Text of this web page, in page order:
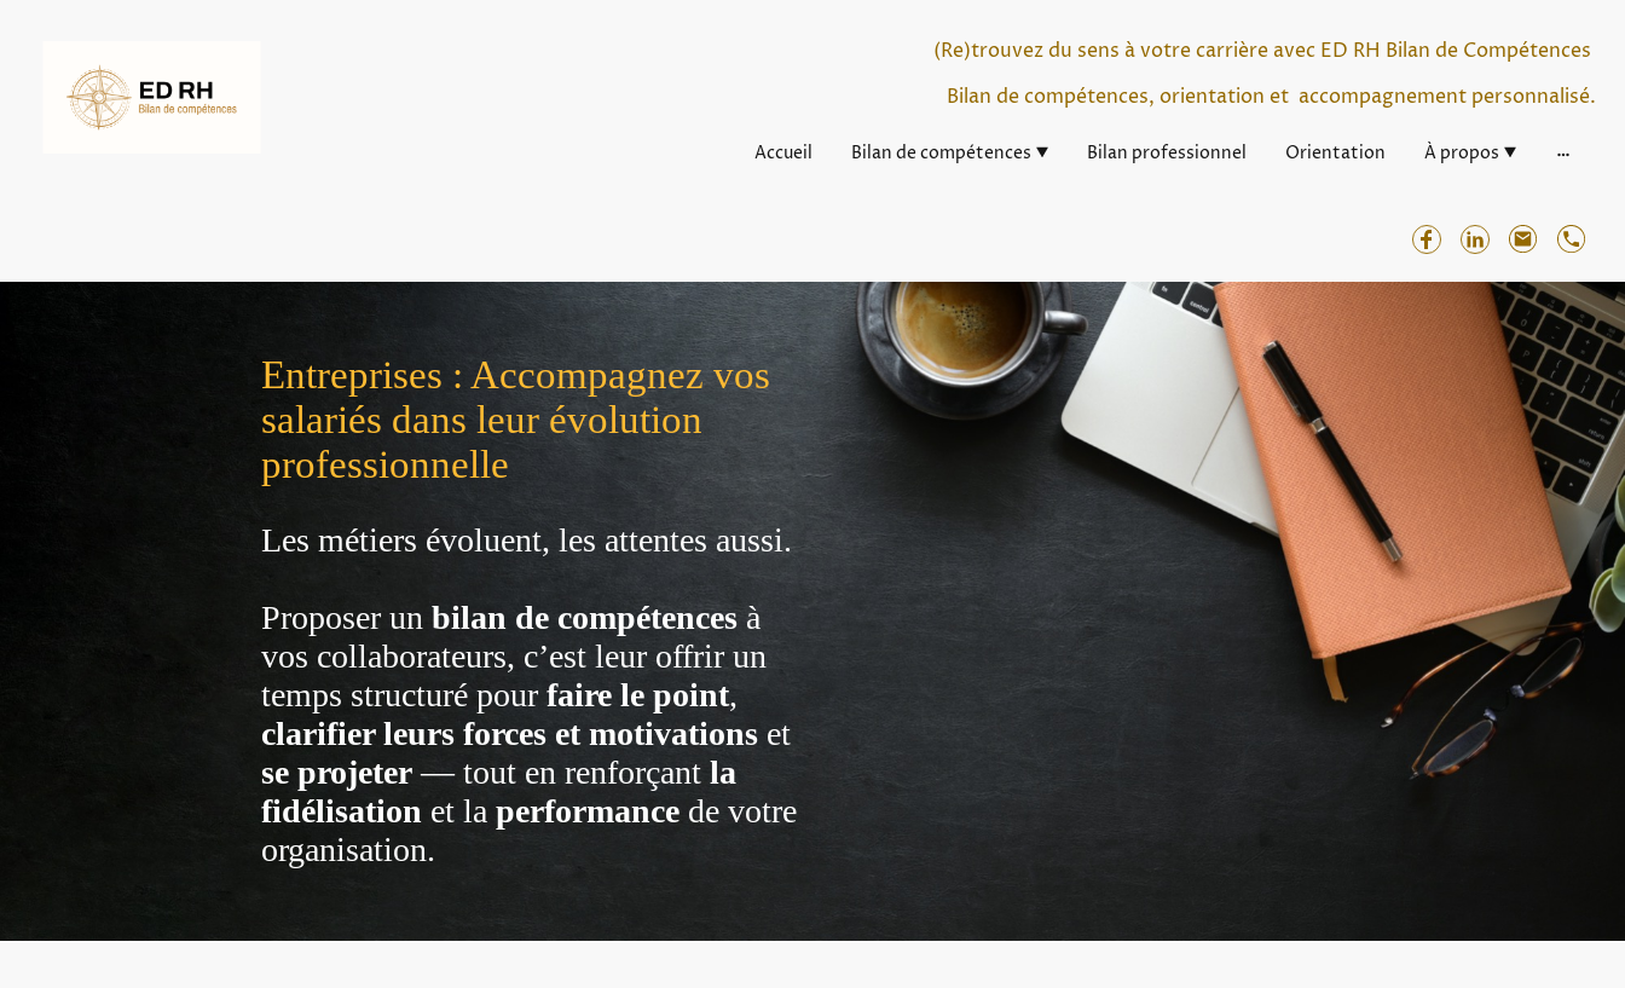
(Re)trouvez du sens à votre carrière avec ED RH Bilan de Compétences
Bilan de compétences, orientation et accompagnement personnalisé.
Accueil Bilan de compétences Bilan professionnel Orientation À propos
Entreprises : Accompagnez vos
salariés dans leur évolution
professionnelle
Les métiers évoluent, les attentes aussi.
Proposer un bilan de compétences à
vos collaborateurs, c’est leur offrir un
temps structuré pourfaire le point,
clarifier leurs forces et motivations et
se projeter— tout en renforçant la
fidélisation et la performance de votre
organisation.